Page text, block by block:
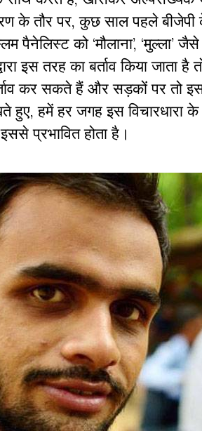
तौर पर, कुछ साल पहले बीजेपी के
को ‘मौलाना’, ‘मुल्ला’
इस तरह का बर्ताव किया जाता
कर सकते हैं और सड़कों पर तो
हुए, हमें हर जगह इस विचारधारा
प्रभावित होता है।